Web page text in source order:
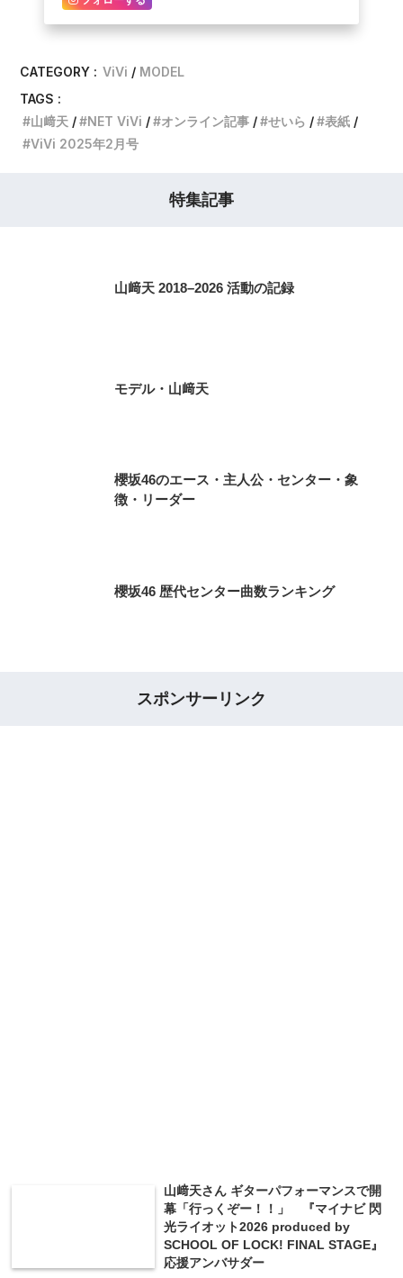
CATEGORY : ViVi
MODEL
TAGS :
山﨑天
NET ViVi オンライン記事 せいら
表紙
ViVi 2025年2月号
特集記事
山﨑天 2018–2026 活動の記録
モデル・山﨑天
櫻坂46のエース・主人公・センター・象
徴・リーダー
櫻坂46 歴代センター曲数ランキング
スポンサーリンク
山﨑天さん ギターパフォーマンスで開
幕「行っくぞー！！」 『マイナビ 閃
光ライオット2026 produced by
SCHOOL OF LOCK! FINAL STAGE』
応援アンバサダー